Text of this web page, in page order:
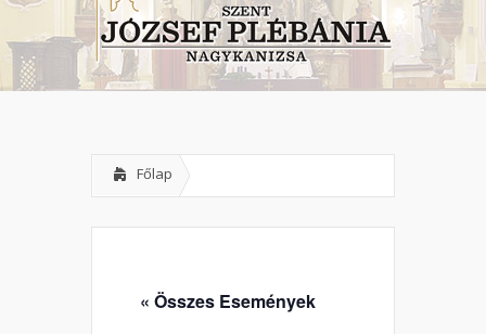
Főlap
« Összes Események